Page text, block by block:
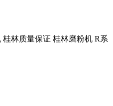
林质量保证 桂林磨粉机 R系